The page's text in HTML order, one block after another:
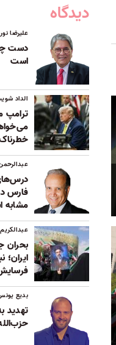
دیدگاه
علیرضا
دست
است
الداد
ترامپ
فارس
مشابه
بحران
ایران؛
بدیع
تهدید